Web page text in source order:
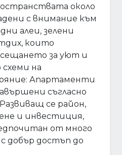
около
с внимание към
алеи, зелени
които
за уют и
схеми на
Апартаменти
съгласно
се район,
и инвестиция,
от много
добър достъп до